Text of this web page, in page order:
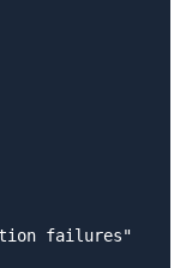
failures"